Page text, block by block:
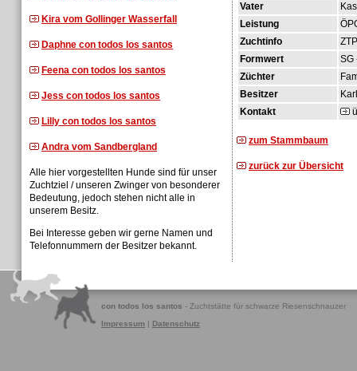
Kira vom Gollinger Wasserfall
Daphne con todos los santos
Feena con todos los santos
Jess con todos los santos
Lilly con todos los santos
Andra vom Sandbergland
Alle hier vorgestellten Hunde sind für unser
Zuchtziel / unseren Zwinger von besonderer
Bedeutung, jedoch stehen nicht alle in
unserem Besitz.
Bei Interesse geben wir gerne Namen und
Telefonnummern der Besitzer bekannt.
Vater
Leistung
Zuchtinfo
Formwert
SG
Züchter
Besitzer
Kontakt
zum Stammbaum
zurück zur Übersicht
con todos los santos - Zuchtstätte für schwarze Riesenschnauzer
Impressum | Datenschutz